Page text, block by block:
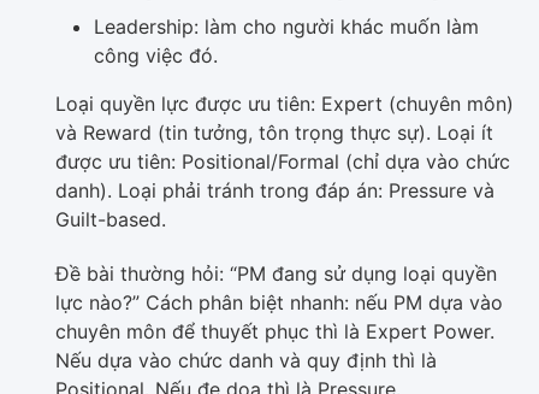
Leadership: làm cho người khác muốn làm
công việc đó.
Loại quyền lực được ưu tiên: Expert (chuyên môn)
và Reward (tin tưởng, tôn trọng thực sự). Loại ít
được ưu tiên: Positional/Formal (chỉ dựa vào chức
danh). Loại phải tránh trong đáp án: Pressure và
Guilt-based.
Đề bài thường hỏi: “PM đang sử dụng loại quyền
lực nào?” Cách phân biệt nhanh: nếu PM dựa vào
chuyên môn để thuyết phục thì là Expert Power.
Nếu dựa vào chức danh và quy định thì là
Positional. Nếu đe dọa thì là Pressure.